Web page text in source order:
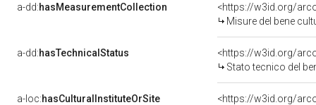
a-dd:hasMeasurementCollection
<https://w3id.org/
Misure del bene
a-dd:hasTechnicalStatus
<https://w3id.org/
Stato tecnico del
a-loc:hasCulturalInstituteOrSite